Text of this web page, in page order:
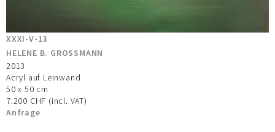
XXXI-V-13
HELENE B. GROSSMANN
2013
Acryl auf Leinwand
50 x 50 cm
7.200 CHF (incl. VAT)
Anfrage